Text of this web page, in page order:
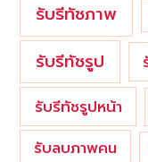
รับรีทัชภาพ
รับรีทัชรูป
รับรีทัชรูปหน้า
รับลบภาพคน